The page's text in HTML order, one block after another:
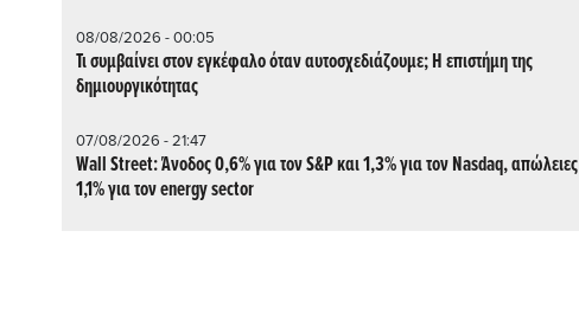
08/08/2026 - 00:05
Τι συμβαίνει στον εγκέφαλο όταν αυτοσχεδιάζουμε; Η επιστήμη της
δημιουργικότητας
07/08/2026 - 21:47
Wall Street: Άνοδος 0,6% για τον S&P και 1,3% για τον Nasdaq, απώλειες
1,1% για τον energy sector